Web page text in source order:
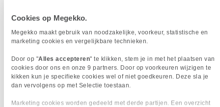
Cookies op Megekko.
Megekko maakt gebruik van noodzakelijke, voorkeur, statistische en
marketing cookies en vergelijkbare technieken.
Door op "Alles accepteren" te klikken, stem je in met het plaatsen van
cookies door ons en onze 9 partners. Door op voorkeuren wijzigen te
kikken kun je specifieke cookies wel of niet goedkeuren. Deze sla je
dan vervolgens op met Selectie toestaan.
Marketing cookies worden gedeeld met derde partijen. Een overzicht
ASUS ROG SWIFT PG32UCDM3 32" 4K UHD 240HZ
QD-OLED GAMING MONITOR
Het product dat je zocht is helaas niet meer beschikbaar.
Wij doen ons uiterste best om al onze producten zo lang
mogelijk leverbaar te houden.
Helaas is dit product op dit
moment bij geen van onze leveranciers leverbaar.
We helpen je graag met een ander product uit de categorie